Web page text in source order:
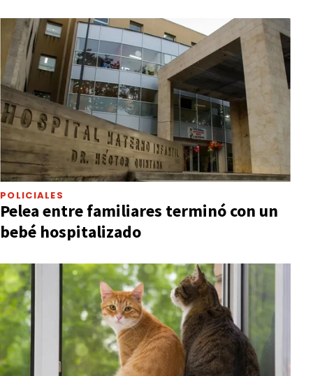
POLICIALES
Pelea entre familiares terminó con un
bebé hospitalizado